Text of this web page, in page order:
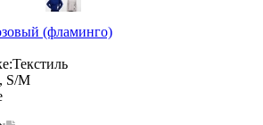
(фламинго)
Текстиль
S/M